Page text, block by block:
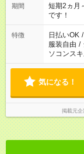
週最低15
期間
短期2ヵ月
です！
特徴 日払いOK /
服装自由 /
ソコンス
気になる！
掲載元企